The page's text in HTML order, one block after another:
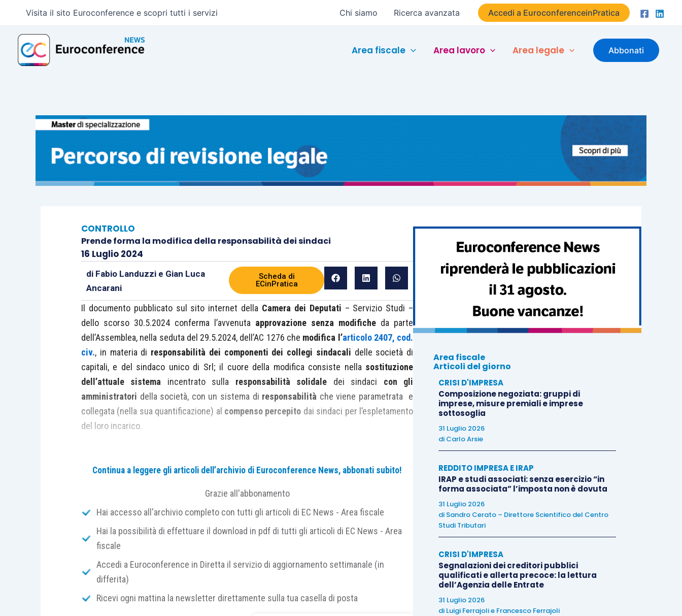
contenuto
Visita il sito Euroconference e scopri tutti i servizi Chi siamo Ricerca avanzata Accedi a EuroconferenceinPratica
Area fiscale Area lavoro Area legale Abbonati
CONTROLLO
Prende forma la modifica della responsabilità dei sindaci
16 Luglio 2024
di Fabio Landuzzi e Gian Luca
Ancarani
Scheda di
ECinPratica
Il documento pubblicato sul sito internet della Camera dei Deputati – Servizio Studi –
dello scorso 30.5.2024 conferma l’avvenuta approvazione senza modifiche da parte
dell’Assemblea, nella seduta del 29.5.2024, dell’AC 1276 che modifica l’articolo 2407, cod.
civ., in materia di responsabilità dei componenti dei collegi sindacali delle società di
capitali, e del sindaco unico di Srl; il cuore della modifica consiste nella sostituzione
dell’attuale sistema incentrato sulla responsabilità solidale dei sindaci con gli
amministratori della società, con un sistema di responsabilità che viene parametrata e
collegata (nella sua quantificazione) al compenso percepito dai sindaci per l’espletamento
del loro incarico.
dell’articolo 2407, cod. civ., in materia diresponsabilità dei sindaci. La Tavola che segue
Testo vigente Testo post riforma
I sindaci devono adempiere i loro doveri
con la professionalità e la diligenza
richieste dalla natura dell’incarico; sono
Continua a leggere gli articoli dell’archivio di Euroconference News, abbonati subito!
Grazie all'abbonamento
Hai accesso all'archivio completo con tutti gli articoli di EC News - Area fiscale
Hai la possibilità di effettuare il download in pdf di tutti gli articoli di EC News - Area
fiscale
Accedi a Euroconference in Diretta il servizio di aggiornamento settimanale (in
differita)
Ricevi ogni mattina la newsletter direttamente sulla tua casella di posta
Area fiscale
Articoli del giorno
CRISI D'IMPRESA
Composizione negoziata: gruppi di
imprese, misure premiali e imprese
sottosoglia
31 Luglio 2026
di Carlo Arsie
REDDITO IMPRESA E IRAP
IRAP e studi associati: senza esercizio “in
forma associata” l’imposta non è dovuta
31 Luglio 2026
di Sandro Cerato – Direttore Scientifico del Centro
Studi Tributari
CRISI D'IMPRESA
Segnalazioni dei creditori pubblici
qualificati e allerta precoce: la lettura
dell’Agenzia delle Entrate
31 Luglio 2026
di Luigi Ferrajolie Francesco Ferrajoli